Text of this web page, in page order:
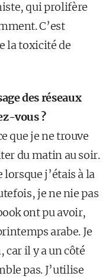
qui prolifère
C’est
la toxicité de
des réseaux
vous ?
que je ne trouve
du matin au soir.
j’étais à la
je ne nie pas
ont pu avoir,
arabe. Je
car il y a un côté
pas. J’utilise